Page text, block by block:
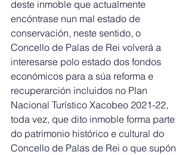
deste inmoble que actualmente
encóntrase nun mal estado de
conservación, neste sentido, o
Concello de Palas de Rei volverá a
interesarse polo estado dos fondos
económicos para a súa reforma e
recuperarción incluidos no Plan
Nacional Turístico Xacobeo 2021-22,
toda vez, que dito inmoble forma parte
do patrimonio histórico e cultural do
Concello de Palas de Rei o que supón